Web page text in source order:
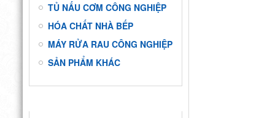
TỦ NẤU CƠM CÔNG NGHIỆP
HÓA CHẤT NHÀ BẾP
MÁY RỬA RAU CÔNG NGHIỆP
SẢN PHẨM KHÁC